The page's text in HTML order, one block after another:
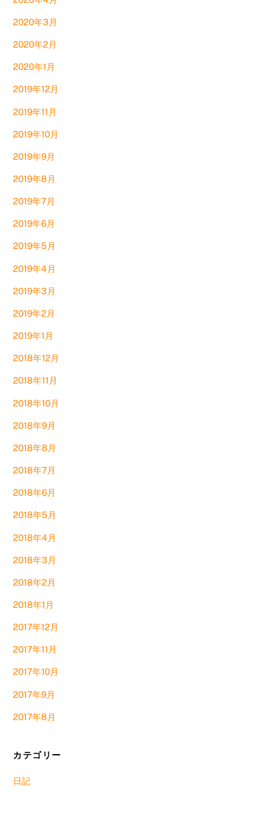
2020年3月
2020年2月
2020年1月
2019年12月
2019年11月
2019年10月
2019年9月
2019年8月
2019年7月
2019年6月
2019年5月
2019年4月
2019年3月
2019年2月
2019年1月
2018年12月
2018年11月
2018年10月
2018年9月
2018年8月
2018年7月
2018年6月
2018年5月
2018年4月
2018年3月
2018年2月
2018年1月
2017年12月
2017年11月
2017年10月
2017年9月
2017年8月
カテゴリー
日記